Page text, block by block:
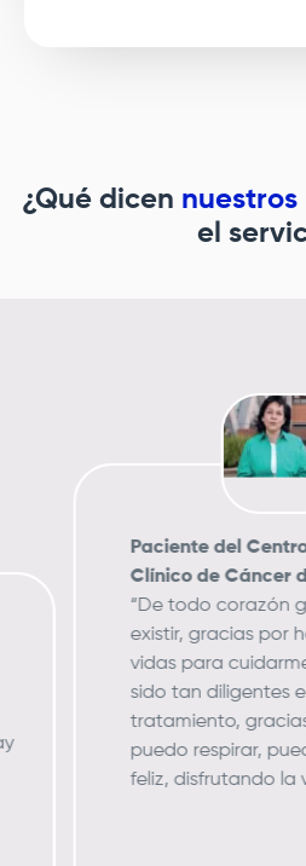
¿Qué dicen
el
Paciente del
Clínico de Cáncer
“De todo corazón
existir, gracias por
vidas para
sido tan diligentes
tratamiento,
puedo respirar,
feliz, disfrutando la